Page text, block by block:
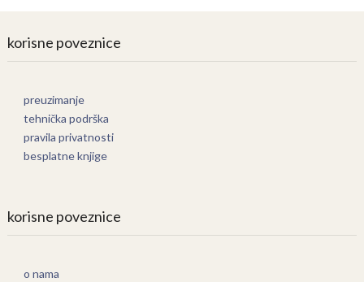
korisne poveznice
preuzimanje
tehnička podrška
pravila privatnosti
besplatne knjige
korisne poveznice
o nama